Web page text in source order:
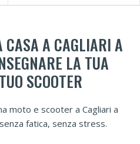
CASA A CAGLIARI A
LA TUA
SCOOTER
moto e scooter a Cagliari a
fatica, senza stress.